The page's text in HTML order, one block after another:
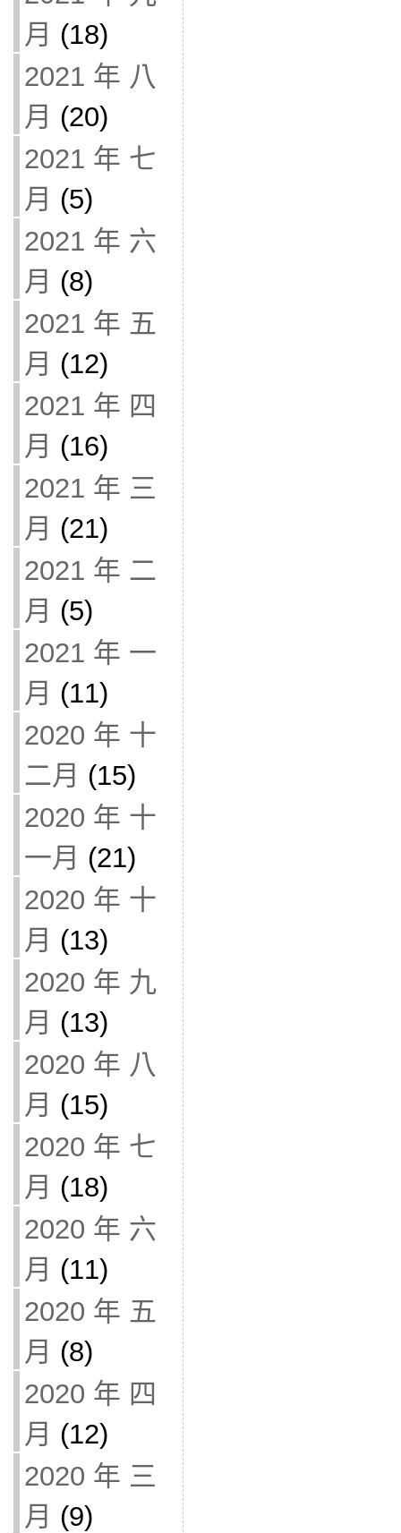
月 (18)
2021 年 八
月 (20)
2021 年 七
月 (5)
2021 年 六
月 (8)
2021 年 五
月 (12)
2021 年 四
月 (16)
2021 年 三
月 (21)
2021 年 二
月 (5)
2021 年 一
月 (11)
2020 年 十
二月 (15)
2020 年 十
一月 (21)
2020 年 十
月 (13)
2020 年 九
月 (13)
2020 年 八
月 (15)
2020 年 七
月 (18)
2020 年 六
月 (11)
2020 年 五
月 (8)
2020 年 四
月 (12)
2020 年 三
月 (9)